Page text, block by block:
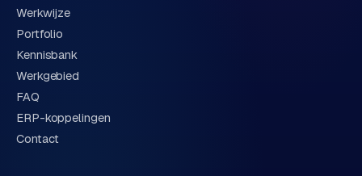
Werkwijze
Portfolio
Kennisbank
Werkgebied
FAQ
ERP-koppelingen
Contact